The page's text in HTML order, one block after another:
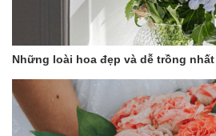
Những loài hoa đẹp và dễ trồng